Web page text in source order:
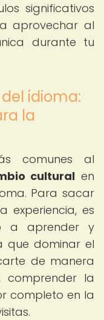
significativos
aprovechar al
durante tu
idioma:
la
comunes al
cultural en
Para sacar
experiencia, es
a aprender y
que dominar el
de manera
comprender la
completo en la